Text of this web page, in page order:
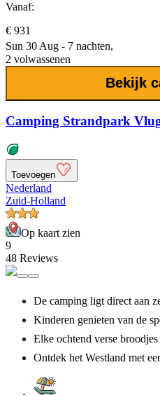
Vanaf:
€ 931
Sun 30 Aug - 7 nachten,
2 volwassenen
Bekijk
Camping Strandpark
Toevoegen
Nederland
Zuid-Holland
Op kaart zien
9
48 Reviews
De camping ligt direct aan
Kinderen genieten van de
Elke ochtend verse
Ontdek het Westland met